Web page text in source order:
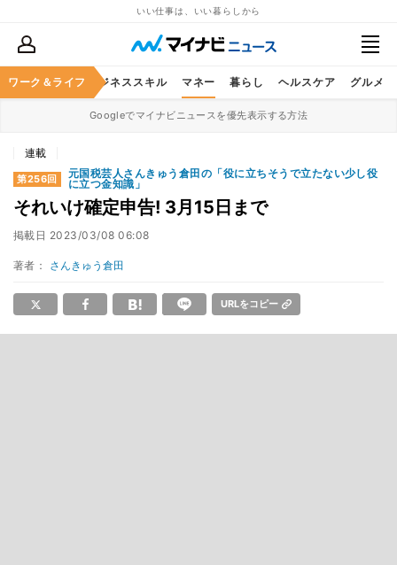
いい仕事は、いい暮らしから
ワーク＆ライフ
キャリア ビジネススキル マネー 暮らし ヘルスケア グルメ
Googleでマイナビニュースを優先表示する方法
連載
第256回
元国税芸人さんきゅう倉田の「役に立ちそうで立たない少し役
に立つ金知識」
それいけ確定申告! 3月15日まで
掲載日 2023/03/08 06:08
著者： さんきゅう倉田
URLをコピー